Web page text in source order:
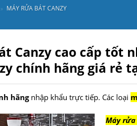
» MÁY RỬA BÁT CANZY
Canzy cao cấp tốt
chính hãng giá rẻ
hãngnhập khẩu trực tiếp. Các loại
Máy rửa